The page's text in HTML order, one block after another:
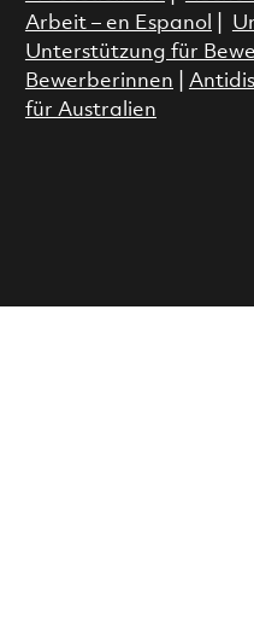
Arbeit – en Espanol
Unterstützung für
Bewerberinnen
für Australien